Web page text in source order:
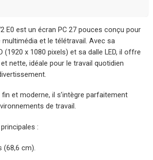
E0 est un écran PC 27 pouces conçu pour
multimédia et le télétravail. Avec sa
(1920 x 1080 pixels) et sa dalle LED, il offre
nette, idéale pour le travail quotidien
fin et moderne, il s’intègre parfaitement
de travail.
:
(68,6 cm).